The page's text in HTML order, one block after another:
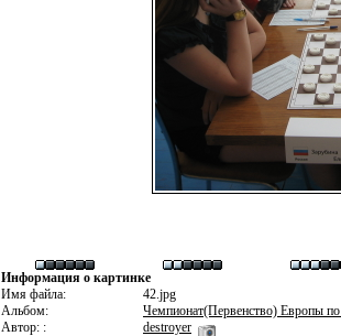
Информация о картинке
Имя файла:
42.jpg
Альбом:
Чемпионат(Первенство) Европы
Автор: :
destroyer